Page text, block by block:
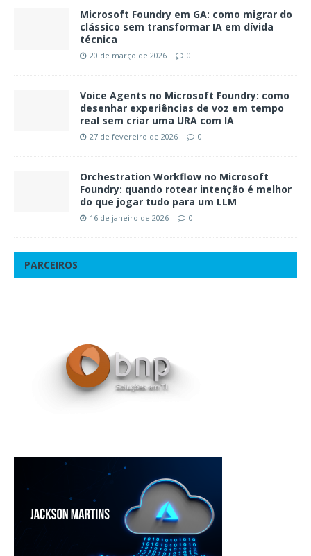
Microsoft Foundry em GA: como migrar do
clássico sem transformar IA em dívida
técnica
20 de março de 2026 0
Voice Agents no Microsoft Foundry: como
desenhar experiências de voz em tempo
real sem criar uma URA com IA
27 de fevereiro de 2026 0
Orchestration Workflow no Microsoft
Foundry: quando rotear intenção é melhor
do que jogar tudo para um LLM
16 de janeiro de 2026 0
PARCEIROS